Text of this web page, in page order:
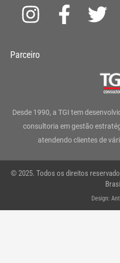
I
s
g
r
a
m
F
a
o
o
k
-
T
t
e
r
Parceiro
Desde 1990, a TGI tem
consultoria em gestão
atendendo clientes de
© 2025. Todos os direitos
Design: